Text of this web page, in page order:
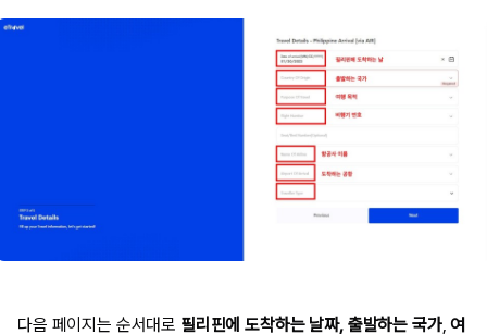
다음 페이지는 순서대로 필리핀에 도착하는 날짜, 출발하는 국가,여